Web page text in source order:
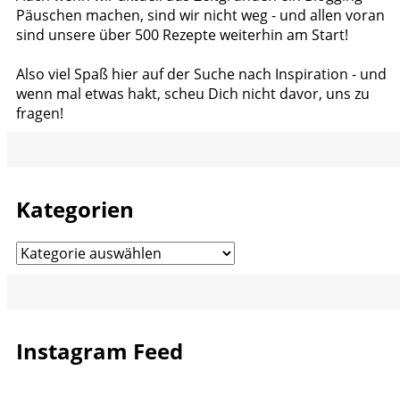
Päuschen machen, sind wir nicht weg - und allen voran
sind unsere über 500 Rezepte weiterhin am Start!
Also viel Spaß hier auf der Suche nach Inspiration - und
wenn mal etwas hakt, scheu Dich nicht davor, uns zu
fragen!
Kategorien
Kategorien
Instagram Feed